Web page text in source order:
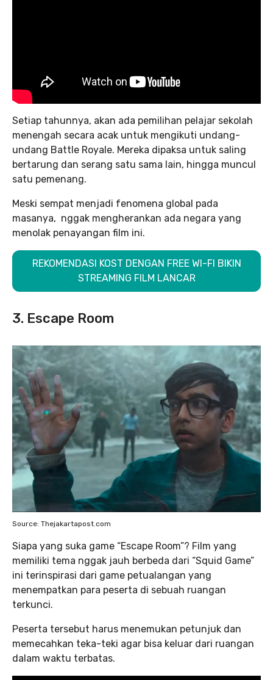
Setiap tahunnya, akan ada pemilihan pelajar sekolah
menengah secara acak untuk mengikuti undang-
undang Battle Royale. Mereka dipaksa untuk saling
bertarung dan serang satu sama lain, hingga muncul
satu pemenang.
Meski sempat menjadi fenomena global pada
masanya, nggak mengherankan ada negara yang
menolak penayangan film ini.
REKOMENDASI KOST DENGAN FREE WI-FI BIKIN
STREAMING FILM LANCAR
3. Escape Room
Source: Thejakartapost.com
Siapa yang suka game “Escape Room”? Film yang
memiliki tema nggak jauh berbeda dari “Squid Game”
ini terinspirasi dari game petualangan yang
menempatkan para peserta di sebuah ruangan
terkunci.
Peserta tersebut harus menemukan petunjuk dan
memecahkan teka-teki agar bisa keluar dari ruangan
dalam waktu terbatas.